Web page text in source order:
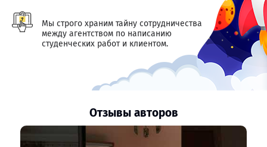
Мы строго храним тайну сотрудничества
между агентством по написанию
студенческих работ и клиентом.
Отзывы авторов